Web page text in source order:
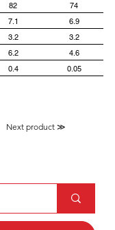
82
74
7.1
6.9
3.2
3.2
6.2
4.6
0.4 0.05
Next product ≫